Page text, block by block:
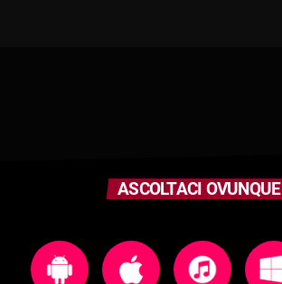
ASCOLTACI OVUNQUE